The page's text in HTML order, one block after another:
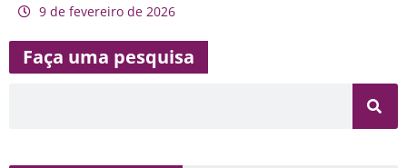
9 de fevereiro de 2026
Faça uma pesquisa